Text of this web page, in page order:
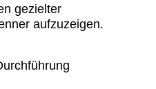
gezielter
aufzuzeigen.